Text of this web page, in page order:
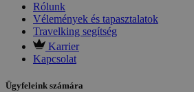
Rólunk
Vélemények és tapasztalatok
Travelking segítség
Karrier
Kapcsolat
Ügyfeleink számára